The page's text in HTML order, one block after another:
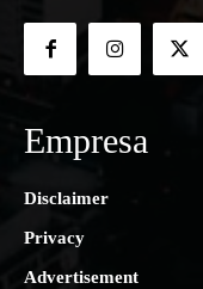
Empresa
Disclaimer
Privacy
Advertisement